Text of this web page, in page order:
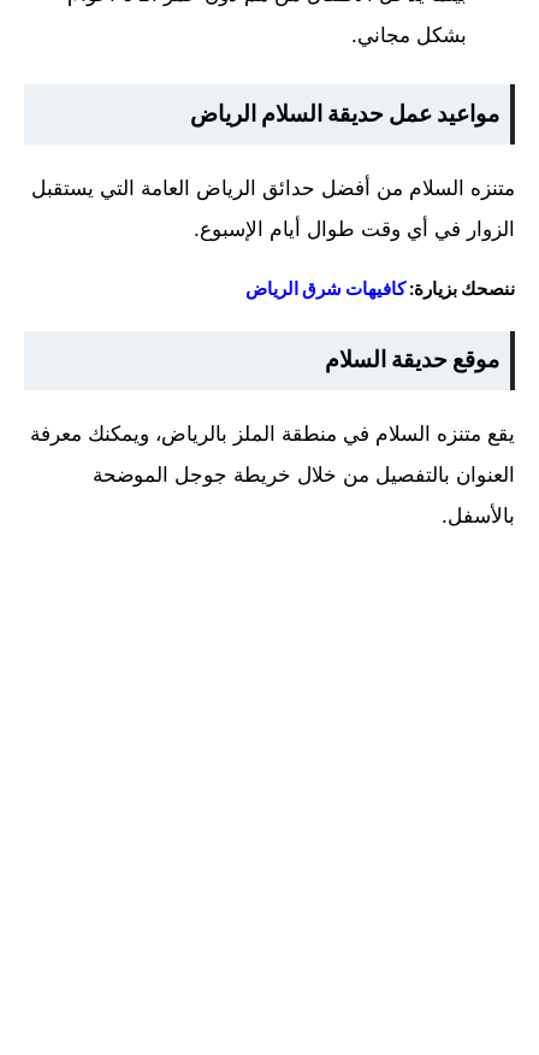
بشكل مجاني.
مواعيد عمل حديقة السلام الرياض
متنزه السلام من أفضل حدائق الرياض العامة التي يستقبل
الزوار في أي وقت طوال أيام الإسبوع.
ننصحك بزيارة:كافيهات شرق الرياض
موقع حديقة السلام
يقع متنزه السلام في منطقة الملز بالرياض، ويمكنك معرفة
العنوان بالتفصيل من خلال خريطة جوجل الموضحة
بالأسفل.